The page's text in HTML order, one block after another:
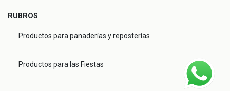
RUBROS
Productos para panaderías y reposterías
Productos para las Fiestas